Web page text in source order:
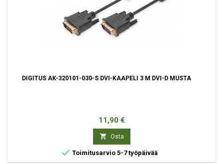
DIGITUS AK-320101-030-S DVI-KAAPELI 3 M DVI-D MUSTA
Hinta
11,90 €
 Osta
 Toimitusarvio 5-7 työpäivää